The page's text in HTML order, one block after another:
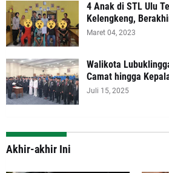
4 Anak di STL Ulu
Kelengkeng,
Maret 04, 2023
Walikota
Camat hingga
Juli 15, 2025
Akhir-akhir Ini